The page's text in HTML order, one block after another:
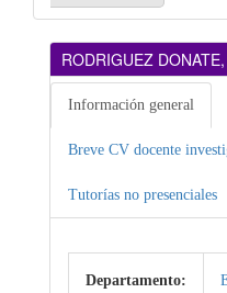
RODRIGUEZ
Información general
Breve CV docente
Tutorías no presenciales
Departamento: